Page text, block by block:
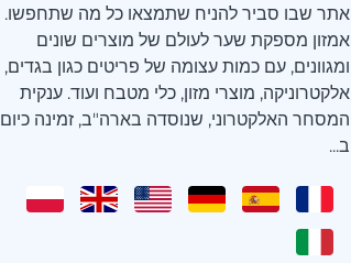
אתר שבו סביר להניח שתמצאו כל מה שתחפשו.
אמזון מספקת שער לעולם של מוצרים שונים
ומגוונים, עם כמות עצומה של פריטים כגון בגדים,
אלקטרוניקה, מוצרי מזון, כלי מטבח ועוד. ענקית
המסחר האלקטרוני, שנוסדה בארה"ב, זמינה כיום
ב...